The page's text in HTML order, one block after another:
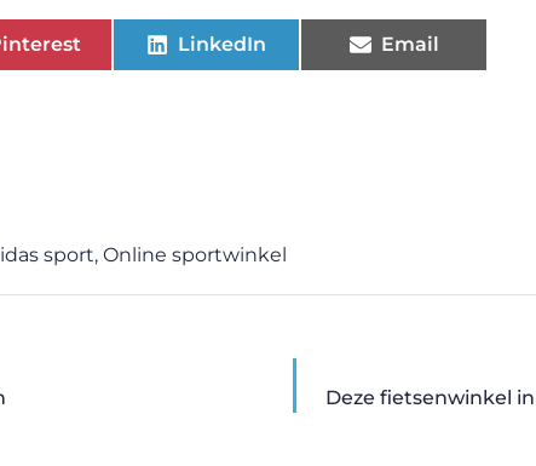
LinkedIn Email
sport, Online sportwinkel
Deze fietsenwinkel